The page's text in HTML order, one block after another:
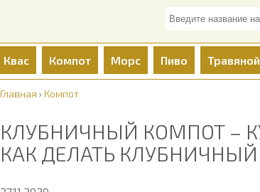
Квас Компот Морс Пиво
Главная › Компот
КЛУБНИЧНЫЙ КОМПОТ –
КАК ДЕЛАТЬ